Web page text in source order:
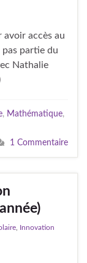
avoir accès au
partie du
Nathalie
, Mathématique,
1 Commentaire
Innovation